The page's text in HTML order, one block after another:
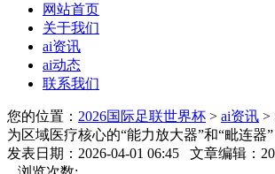
网站首页
关于我们
ai资讯
ai动态
联系我们
您的位置： 2026国际足联世界杯 > ai资讯 >
为区域医疗核心的“能力放大器”和“毗连器”
发表日期：2026-04-01 06:45 文章编辑：